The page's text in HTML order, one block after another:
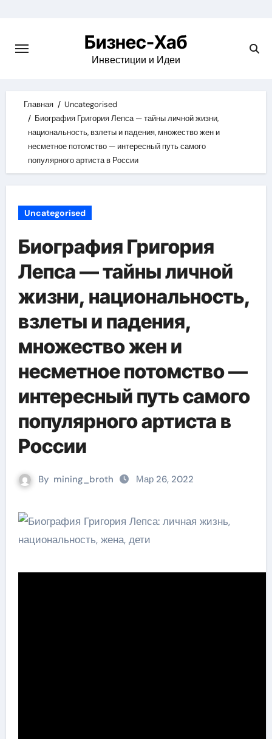
content
Бизнес-Хаб
Инвестиции и Идеи
Главная
Uncategorised
Биография Григория Лепса — тайны личной жизни,
национальность, взлеты и падения, множество жен и
несметное потомство — интересный путь самого
популярного артиста в России
Uncategorised
Биография Григория
Лепса — тайны личной
жизни, национальность,
взлеты и падения,
множество жен и
несметное потомство —
интересный путь самого
популярного артиста в
России
By mining_broth Мар 26, 2022